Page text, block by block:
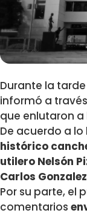
Durante la
informó a
que enlutaron
De acuerdo a
histórico
utilero Nelsón
Carlos Gonzalez
Por su parte, el
comentarios